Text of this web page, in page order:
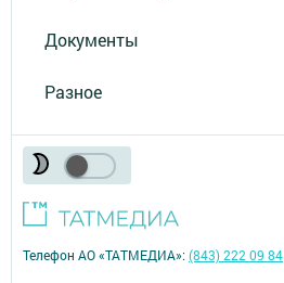
Документы
Разное
Телефон АО «ТАТМЕДИА»:(843) 222 09 84